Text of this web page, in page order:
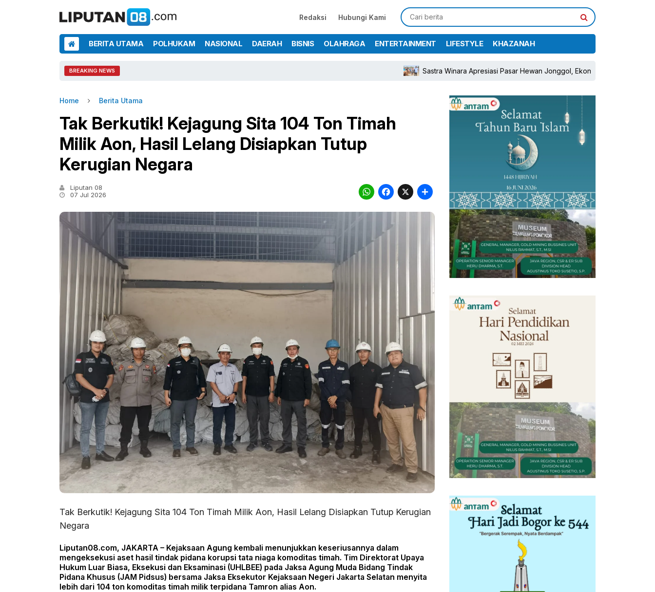
Redaksi Hubungi Kami
BERITA UTAMA POLHUKAM NASIONAL DAERAH BISNIS OLAHRAGA ENTERTAINMENT LIFESTYLE KHAZANAH
BREAKING NEWS Sastra Winara Apresiasi Pasar Hewan Jonggol, Ekonomi Peternak Diharapkan
Home Berita Utama
Tak Berkutik! Kejagung Sita 104 Ton Timah
Milik Aon, Hasil Lelang Disiapkan Tutup
Kerugian Negara
Liputan 08
07 Jul 2026
WhatsApp
Facebook
X Share
Tak Berkutik! Kejagung Sita 104 Ton Timah Milik Aon, Hasil Lelang Disiapkan Tutup Kerugian
Negara
Liputan08.com, JAKARTA – Kejaksaan Agung kembali menunjukkan keseriusannya dalam
mengeksekusi aset hasil tindak pidana korupsi tata niaga komoditas timah. Tim Direktorat Upaya
Hukum Luar Biasa, Eksekusi dan Eksaminasi (UHLBEE) pada Jaksa Agung Muda Bidang Tindak
Pidana Khusus (JAM Pidsus) bersama Jaksa Eksekutor Kejaksaan Negeri Jakarta Selatan menyita
lebih dari 104 ton komoditas timah milik terpidana Tamron alias Aon.